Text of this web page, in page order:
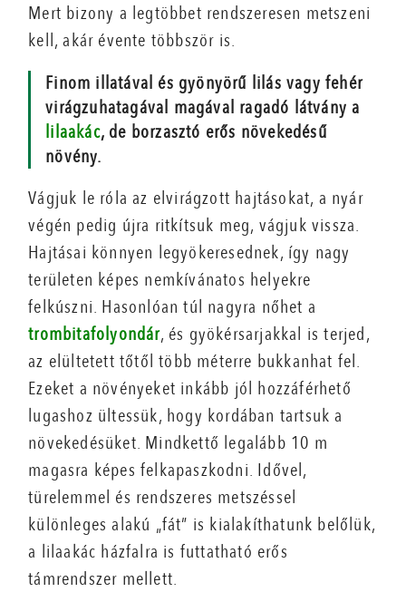
Mert bizony a legtöbbet rendszeresen metszeni
kell, akár évente többször is.
Finom illatával és gyönyörű lilás vagy fehér
virágzuhatagával magával ragadó látvány a
lilaakác, de borzasztó erős növekedésű
növény.
Vágjuk le róla az elvirágzott hajtásokat, a nyár
végén pedig újra ritkítsuk meg, vágjuk vissza.
Hajtásai könnyen legyökeresednek, így nagy
területen képes nemkívánatos helyekre
felkúszni. Hasonlóan túl nagyra nőhet a
trombitafolyondár, és gyökérsarjakkal is terjed,
az elültetett tőtől több méterre bukkanhat fel.
Ezeket a növényeket inkább jól hozzáférhető
lugashoz ültessük, hogy kordában tartsuk a
növekedésüket. Mindkettő legalább 10 m
magasra képes felkapaszkodni. Idővel,
türelemmel és rendszeres metszéssel
különleges alakú „fát” is kialakíthatunk belőlük,
a lilaakác házfalra is futtatható erős
támrendszer mellett.